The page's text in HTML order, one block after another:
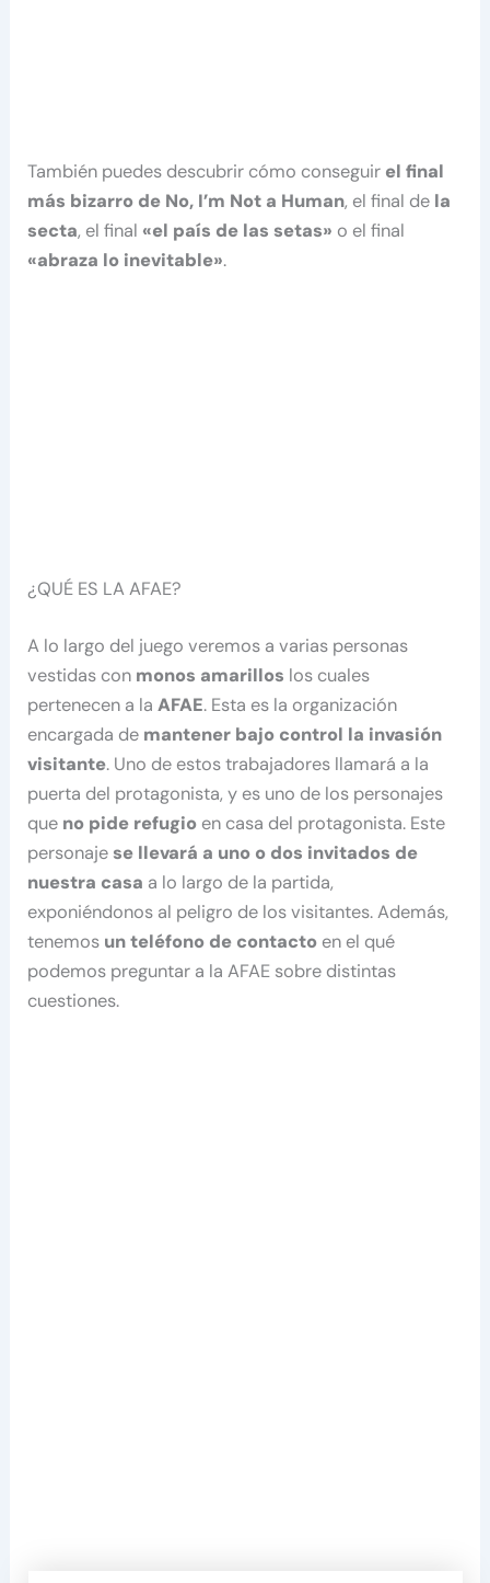
También puedes descubrir cómo conseguir el final
más bizarro de No, I’m Not a Human, el final de la
secta, el final «el país de las setas» o el final
«abraza lo inevitable».
¿QUÉ ES LA AFAE?
A lo largo del juego veremos a varias personas
vestidas con monos amarillos los cuales
pertenecen a laAFAE. Esta es la organización
encargada de mantener bajo control la invasión
visitante. Uno de estos trabajadores llamará a la
puerta del protagonista, y es uno de los personajes
que no pide refugio en casa del protagonista. Este
personajese llevará a uno o dos invitados de
nuestra casa a lo largo de la partida,
exponiéndonos al peligro de los visitantes. Además,
tenemos un teléfono de contacto en el qué
podemos preguntar a la AFAE sobre distintas
cuestiones.